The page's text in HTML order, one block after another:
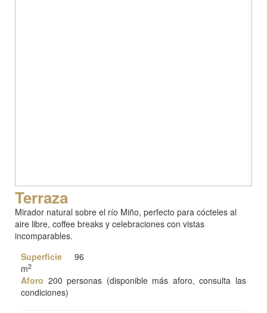
Terraza
Mirador natural sobre el río Miño, perfecto para cócteles al
aire libre, coffee breaks y celebraciones con vistas
incomparables.
Superficie 96
m2
Aforo 200 personas (disponible más aforo, consulta las
condiciones)